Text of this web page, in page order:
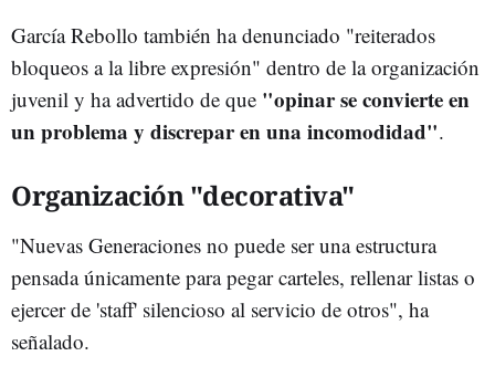
García Rebollo también ha denunciado "reiterados
bloqueos a la libre expresión" dentro de la organización
juvenil y ha advertido de que "opinar se convierte en
un problema y discrepar en una incomodidad".
Organización "decorativa"
"Nuevas Generaciones no puede ser una estructura
pensada únicamente para pegar carteles, rellenar listas o
ejercer de 'staff' silencioso al servicio de otros", ha
señalado.